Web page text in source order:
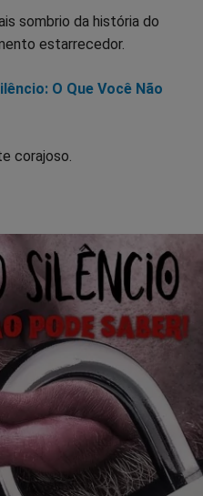
sombrio da história do
estarrecedor.
O Que Você Não
corajoso.